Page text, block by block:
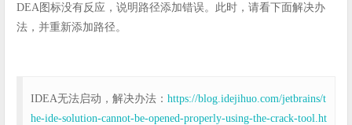
DEA图标没有反应，说明路径添加错误。此时，请看下面解决办
法，并重新添加路径。
IDEA无法启动，解决办法： https://blog.idejihuo.com/jetbrains/t
he-ide-solution-cannot-be-opened-properly-using-the-crack-tool.ht